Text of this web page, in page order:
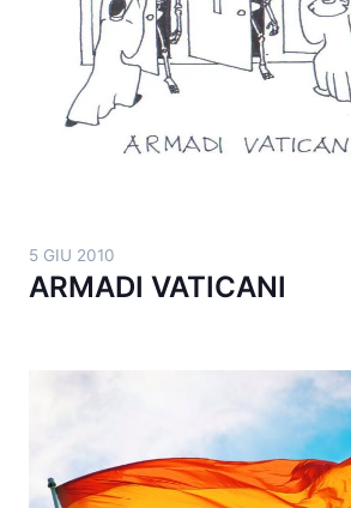
5 GIU 2010
ARMADI VATICANI